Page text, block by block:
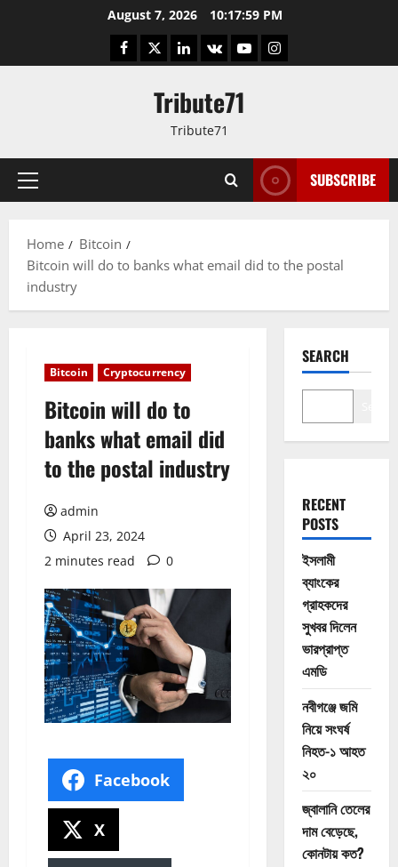
August 7, 2026 10:17:59 PM
Facebook
TwitterLinkedIn
VK YouTubeInstagram
Tribute71
Tribute71
Primary
SUBSCRIBE
Home
Bitcoin
Bitcoin will do to banks what email did to the postal
industry
Bitcoin Cryptocurrency
Bitcoin will do to
banks what email did
to the postal industry
admin
April 23, 2024
2 minutes read
0
Facebook
X
SEARCH
RECENT
POSTS
ইসলামী
ব্যাংকের
গ্রাহকদের
সুখবর দিলেন
ভারপ্রাপ্ত
এমডি
নবীগঞ্জে জমি
নিয়ে সংঘর্ষ
নিহত-১ আহত
২০
জ্বালানি তেলের
দাম বেড়েছে,
কোনটায় কত?